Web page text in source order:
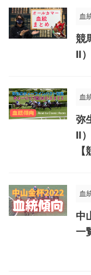
血
競
Ⅱ
血
弥
Ⅱ
血
中
一